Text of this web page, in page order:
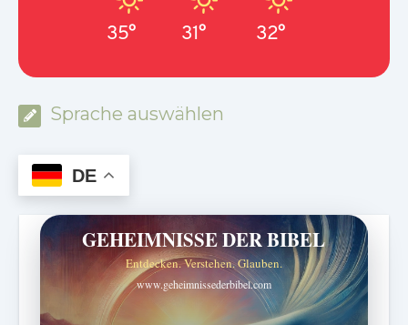
35° 31° 32°
Sprache auswählen
DE
GEHEIMNISSE DER BIBEL
Entdecken. Verstehen. Glauben.
www.geheimnissederbibel.com